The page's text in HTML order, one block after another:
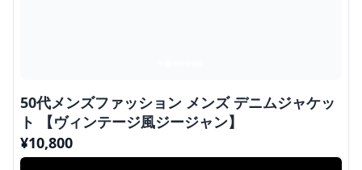
50代メンズファッション メンズ デニムジャケッ
ト 【ヴィンテージ風ジージャン】
¥10,800